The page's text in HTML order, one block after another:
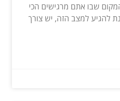
שבו אתם מרגישים הכי
להגיע למצב הזה, יש צורך